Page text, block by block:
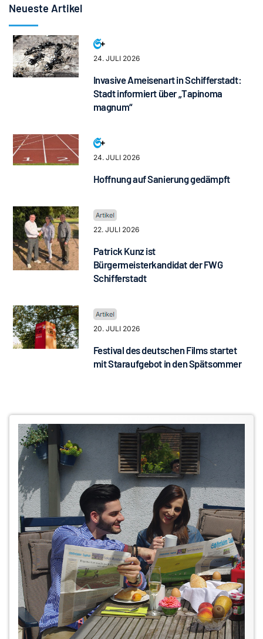
Neueste Artikel
24. JULI 2026
Invasive Ameisenart in Schifferstadt:
Stadt informiert über „Tapinoma
magnum“
24. JULI 2026
Hoffnung auf Sanierung gedämpft
22. JULI 2026
Patrick Kunz ist
Bürgermeisterkandidat der FWG
Schifferstadt
20. JULI 2026
Festival des deutschen Films startet
mit Staraufgebot in den Spätsommer